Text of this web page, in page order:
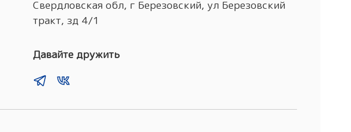
Свердловская обл, г Березовский, ул Березовский
тракт, зд 4/1
Давайте дружить